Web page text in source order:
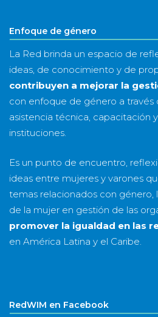
Enfoque de género
La Red brinda un espacio de
ideas, de conocimiento y de
contribuyen a mejorar la
con enfoque de género a través
asistencia técnica, capacitación
instituciones.
Es un punto de encuentro,
ideas entre mujeres y varones
temas relacionados con género,
de la mujer en gestión de las
promover la igualdad en las
en América Latina y el Caribe.
RedWIM en Facebook